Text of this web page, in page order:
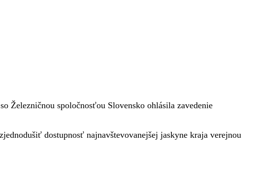
Železničnou spoločnosťou Slovensko ohlásila zavedenie
dostupnosť najnavštevovanejšej jaskyne kraja verejnou